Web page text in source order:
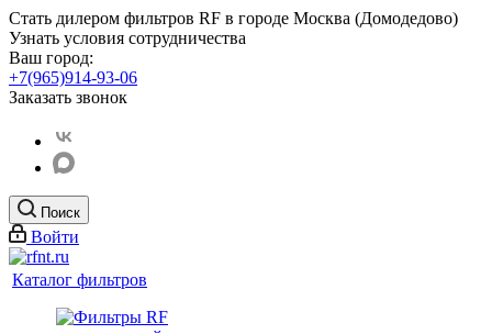
Стать дилером фильтров RF в городе Москва (Домодедово)
Узнать условия сотрудничества
Ваш город:
+7(965)914-93-06
Заказать звонок
Поиск
Войти
Каталог фильтров